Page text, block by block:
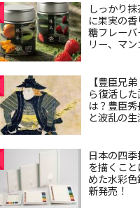
しっかり
に果実の
糖フレー
リー、マ
【豊臣兄
ら復活し
は？豊臣
と波乱の
日本の四
を描くこ
めた水彩
新発売！